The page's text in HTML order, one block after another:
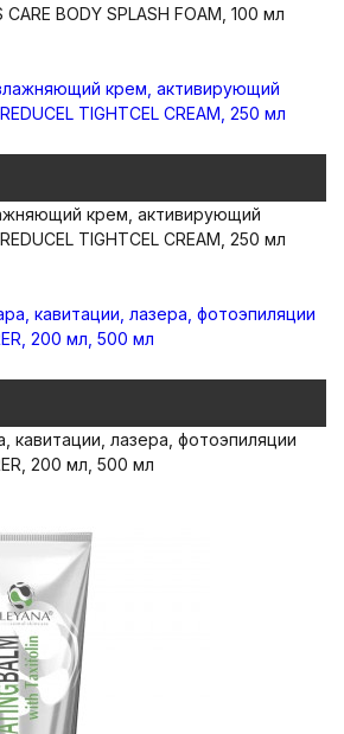
BODY SPLASH FOAM, 100 мл
крем, активирующий
TIGHTCEL CREAM, 250 мл
кавитации, лазера, фотоэпиляции
200 мл, 500 мл